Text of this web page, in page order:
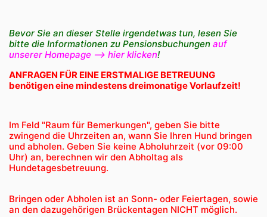
Bevor Sie an dieser Stelle irgendetwas tun, lesen Sie
bitte die Informationen zu Pensionsbuchungen auf
unserer Homepage --> hier klicken!
ANFRAGEN FÜR EINE ERSTMALIGE BETREUUNG
benötigen eine mindestens dreimonatige Vorlaufzeit!
Im Feld "Raum für Bemerkungen", geben Sie bitte
zwingend die Uhrzeiten an, wann Sie Ihren Hund bringen
und abholen. Geben Sie keine Abholuhrzeit (vor 09:00
Uhr) an, berechnen wir den Abholtag als
Hundetagesbetreuung.
Bringen oder Abholen ist an Sonn- oder Feiertagen, sowie
an den dazugehörigen Brückentagen NICHT möglich.